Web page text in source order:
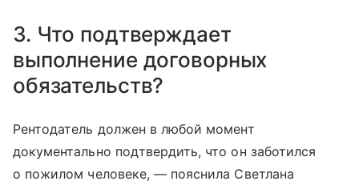
3. Что подтверждает
выполнение договорных
обязательств?
Рентодатель должен в любой момент
документально подтвердить, что он заботился
о пожилом человеке, — пояснила Светлана